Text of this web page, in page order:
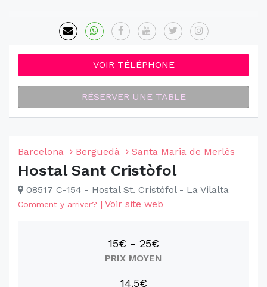
VOIR TÉLÉPHONE
RÉSERVER UNE TABLE
Barcelona Berguedà Santa Maria de Merlès
Hostal Sant Cristòfol
08517 C-154 - Hostal St. Cristòfol - La Vilalta
Comment y arriver? | Voir site web
15€ - 25€
PRIX MOYEN
14.5€